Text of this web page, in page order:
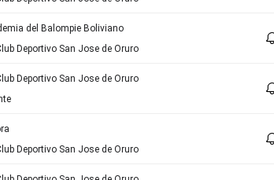
del Balompie Boliviano
Deportivo San Jose de Oruro
Deportivo San Jose de Oruro
Deportivo San Jose de Oruro